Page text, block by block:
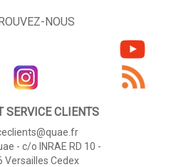
NOUS
SERVICE CLIENTS
- c/o INRAE RD 10 -
Versailles Cedex